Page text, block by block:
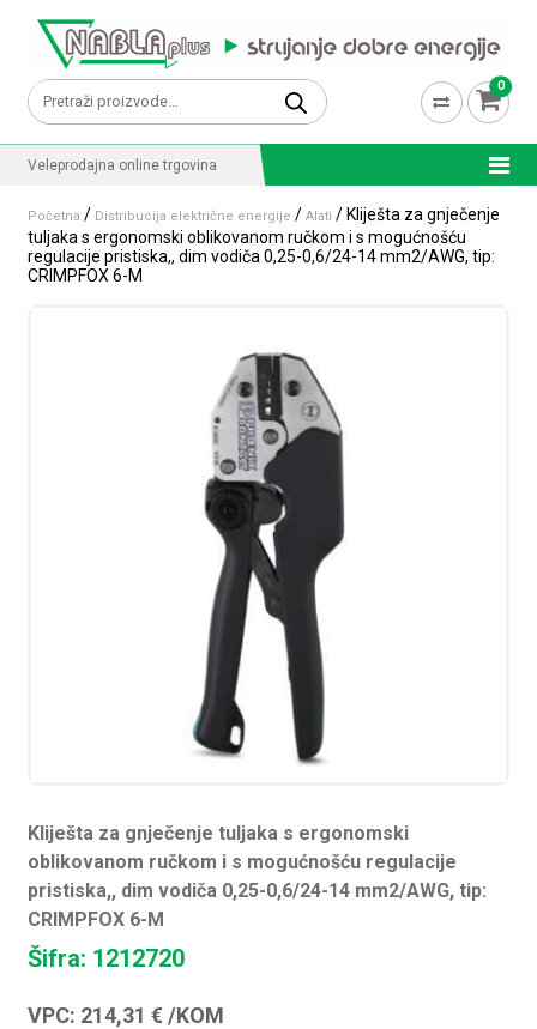
Pretraži: 0
Veleprodajna online trgovina
Početna / Distribucija električne energije /Alati / Kliješta za gnječenje
tuljaka s ergonomski oblikovanom ručkom i s mogućnošću
regulacije pristiska,, dim vodiča 0,25-0,6/24-14 mm2/AWG, tip:
CRIMPFOX 6-M
Kliješta za gnječenje tuljaka s ergonomski
oblikovanom ručkom i s mogućnošću regulacije
pristiska,, dim vodiča 0,25-0,6/24-14 mm2/AWG, tip:
CRIMPFOX 6-M
Šifra: 1212720
VPC: 214,31€ /KOM